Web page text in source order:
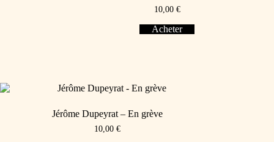
10,00 €
Acheter
Jérôme Dupeyrat – En grève
10,00 €